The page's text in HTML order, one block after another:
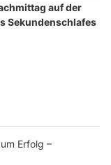
auf der
Sekundenschlafes